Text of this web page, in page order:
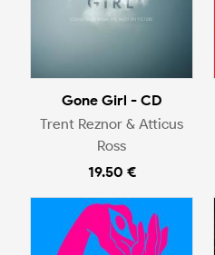
Gone Girl - CD
Trent Reznor & Atticus
Ross
19.50 €